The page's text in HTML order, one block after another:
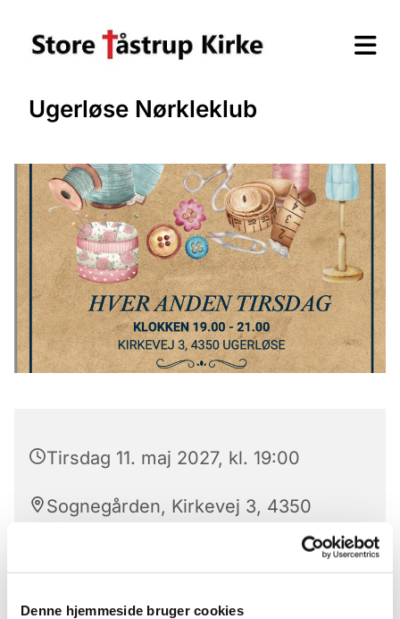
Denne hjemmeside bruger cookies
Ugerløse Nørkleklub
Tirsdag 11. maj 2027, kl. 19:00
Sognegården, Kirkevej 3, 4350